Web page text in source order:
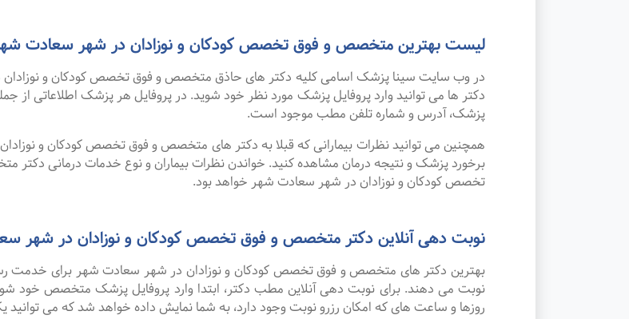
لیست بهترین متخصص و فوق تخصص کودکان و نوزادان در شهر سعادت
در وب سایت سینا پزشک اسامی کلیه دکتر های حاذق متخصص و فوق تخصص کودکان و نوزادان
دکتر ها می توانید وارد پروفایل پزشک مورد نظر خود شوید. در پروفایل هر پزشک اطلاعاتی
پزشک، آدرس و شماره تلفن مطب موجود است.
همچنین می توانید نظرات بیمارانی که قبلا به دکتر های متخصص و فوق تخصص کودکان و
برخورد پزشک و نتیجه درمان مشاهده کنید. خواندن نظرات بیماران و نوع خدمات درمانی
تخصص کودکان و نوزادان در شهر سعادت شهر خواهد بود.
نوبت دهی آنلاین دکتر متخصص و فوق تخصص کودکان و نوزادان در شهر
بهترین دکتر های متخصص و فوق تخصص کودکان و نوزادان در شهر سعادت شهر برای خدمت
نوبت می دهند. برای نوبت دهی آنلاین مطب دکتر، ابتدا وارد پروفایل پزشک متخصص خود
روزها و ساعت های که امکان رزرو نوبت وجود دارد، به شما نمایش داده خواهد شد که می توانید